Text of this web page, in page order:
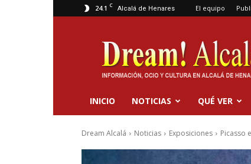
24.1 C Alcalá de Henares El equipo
Dream
Alcalá
INICIO NOTICIAS QUÉ VER
Dream Alcalá Noticias Exposiciones Picasso